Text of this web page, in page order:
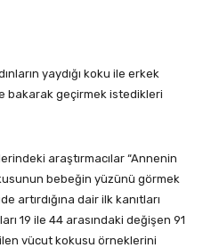
yaydığı koku ile erkek
bakarak geçirmek istedikleri
araştırmacılar “Annenin
bebeğin yüzünü görmek
artırdığına dair ilk kanıtları
19 ile 44 arasındaki değişen 91
vücut kokusu örneklerini